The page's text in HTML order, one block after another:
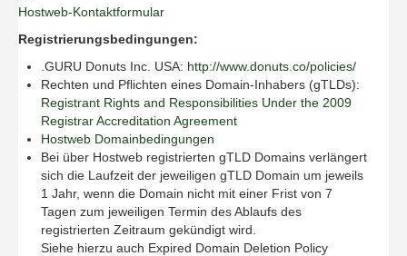
Hostweb-Kontaktformular
Registrierungsbedingungen:
.GURU Donuts Inc. USA: http://www.donuts.co/policies/
Rechten und Pflichten eines Domain-Inhabers (gTLDs):
Registrant Rights and Responsibilities Under the 2009
Registrar Accreditation Agreement
Hostweb Domainbedingungen
Bei über Hostweb registrierten gTLD Domains verlängert
sich die Laufzeit der jeweiligen gTLD Domain um jeweils
1 Jahr, wenn die Domain nicht mit einer Frist von 7
Tagen zum jeweiligen Termin des Ablaufs des
registrierten Zeitraum gekündigt wird.
Siehe hierzu auch Expired Domain Deletion Policy